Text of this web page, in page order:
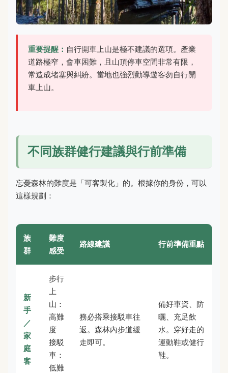
重要提醒： 自行開車上山是極不建議的選項。產業
道路極窄，會車困難，且山頂停車空間非常有限，
常造成堵塞與糾紛。當地也強烈勸導遊客勿自行開
車上山。
不同族群健行建議與行前準備
忘憂森林的難度是「可客製化」的。根據你的身份，可以
這樣規劃：
族
群
難度
感受
路線建議 行前準備重點
新
手
／
家
庭
客
步行
上
山：
高難
度
接駁
車：
低難
務必搭乘接駁車往
返。森林內步道緩
走即可。
備好車資、防
曬、充足飲
水。穿好走的
運動鞋或健行
鞋。